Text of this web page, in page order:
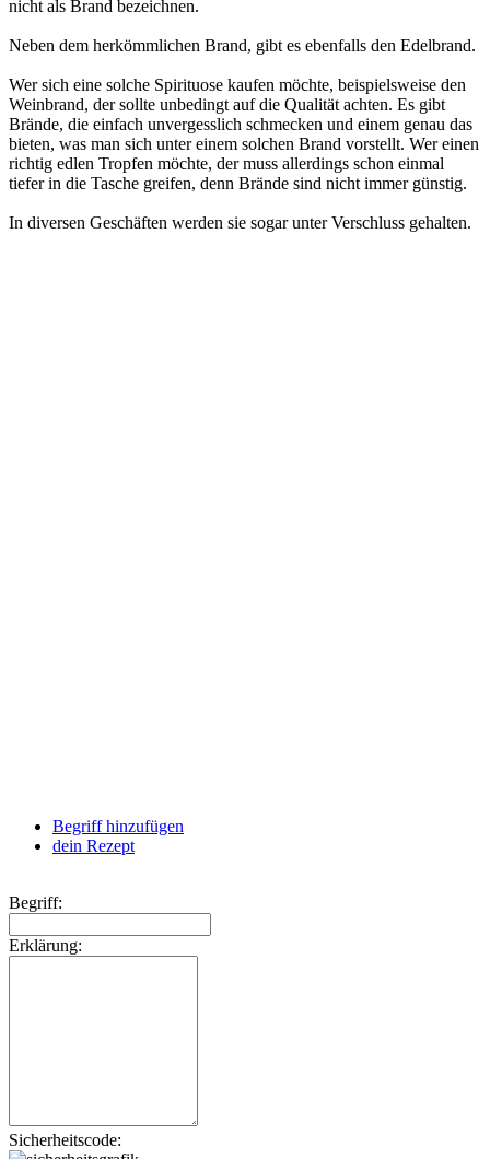
nicht als Brand bezeichnen.
Neben dem herkömmlichen Brand, gibt es ebenfalls den Edelbrand.
Wer sich eine solche Spirituose kaufen möchte, beispielsweise den
Weinbrand, der sollte unbedingt auf die Qualität achten. Es gibt
Brände, die einfach unvergesslich schmecken und einem genau das
bieten, was man sich unter einem solchen Brand vorstellt. Wer einen
richtig edlen Tropfen möchte, der muss allerdings schon einmal
tiefer in die Tasche greifen, denn Brände sind nicht immer günstig.
In diversen Geschäften werden sie sogar unter Verschluss gehalten.
Begriff hinzufügen
dein Rezept
Begriff:
Erklärung:
Sicherheitscode: